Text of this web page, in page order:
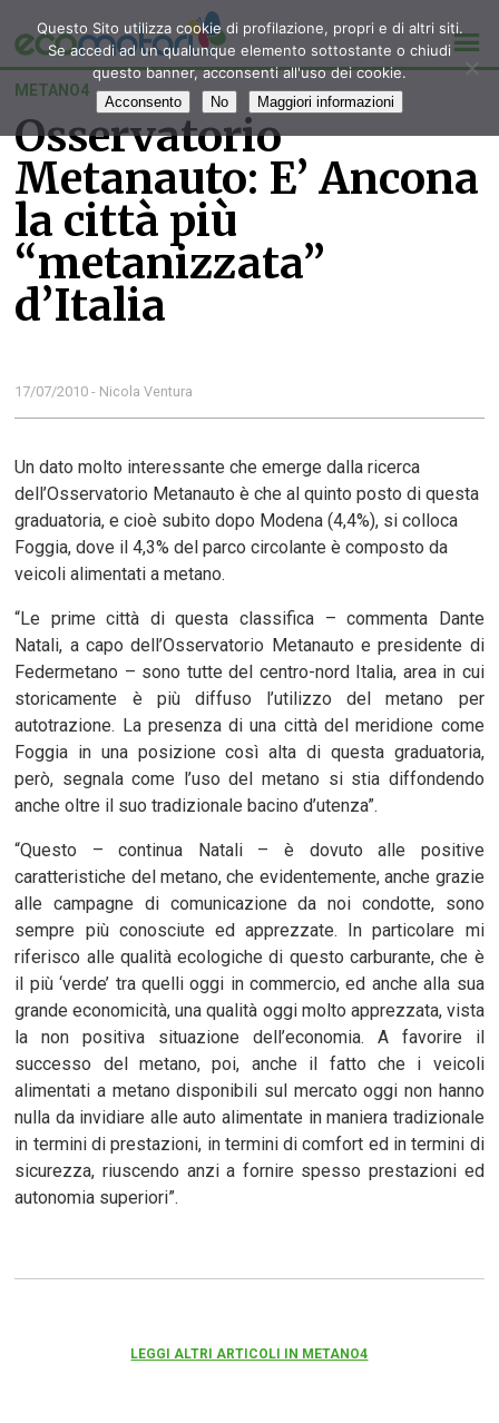
METANO4
Osservatorio
Metanauto: E’ Ancona
la città più
“metanizzata”
d’Italia
17/07/2010 - Nicola Ventura
Un dato molto interessante che emerge dalla ricerca
dell’Osservatorio Metanauto è che al quinto posto di questa
graduatoria, e cioè subito dopo Modena (4,4%), si colloca
Foggia, dove il 4,3% del parco circolante è composto da
veicoli alimentati a metano.
“Le prime città di questa classifica – commenta Dante
Natali, a capo dell’Osservatorio Metanauto e presidente di
Federmetano – sono tutte del centro-nord Italia, area in cui
storicamente è più diffuso l’utilizzo del metano per
autotrazione. La presenza di una città del meridione come
Foggia in una posizione così alta di questa graduatoria,
però, segnala come l’uso del metano si stia diffondendo
anche oltre il suo tradizionale bacino d’utenza”.
“Questo – continua Natali – è dovuto alle positive
caratteristiche del metano, che evidentemente, anche grazie
alle campagne di comunicazione da noi condotte, sono
sempre più conosciute ed apprezzate. In particolare mi
riferisco alle qualità ecologiche di questo carburante, che è
il più ‘verde’ tra quelli oggi in commercio, ed anche alla sua
grande economicità, una qualità oggi molto apprezzata, vista
la non positiva situazione dell’economia. A favorire il
successo del metano, poi, anche il fatto che i veicoli
alimentati a metano disponibili sul mercato oggi non hanno
nulla da invidiare alle auto alimentate in maniera tradizionale
in termini di prestazioni, in termini di comfort ed in termini di
sicurezza, riuscendo anzi a fornire spesso prestazioni ed
autonomia superiori”.
LEGGI ALTRI ARTICOLI IN METANO4
Questo Sito utilizza cookie di profilazione, propri e di altri siti.
Se accedi ad un qualunque elemento sottostante o chiudi
questo banner, acconsenti all'uso dei cookie.
Acconsento No Maggiori informazioni